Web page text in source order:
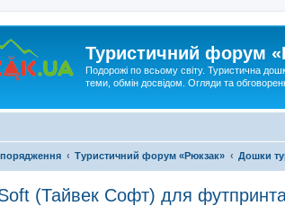
Туристичний форум
Подорожі по всьому світу. Туристична
теми, обмін досвідом. Огляди та
Туристичний форум «Рюкзак» Дошки
(Тайвек Софт) для